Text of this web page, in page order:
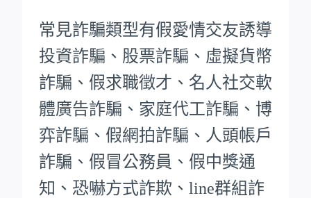
常見詐騙類型有假愛情交友誘導
投資詐騙、股票詐騙、虛擬貨幣
詐騙、假求職徵才、名人社交軟
體廣告詐騙、家庭代工詐騙、博
弈詐騙、假網拍詐騙、人頭帳戶
詐騙、假冒公務員、假中獎通
知、恐嚇方式詐欺、line群組詐